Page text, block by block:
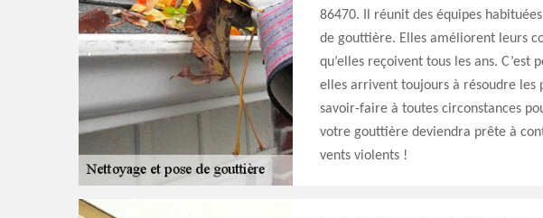
86470. Il réunit des équipes
de gouttière. Elles améliorent leurs
qu’elles reçoivent tous les ans.
elles arrivent toujours à résoudre les
savoir-faire à toutes circonstances
votre gouttière deviendra prête à
vents violents !